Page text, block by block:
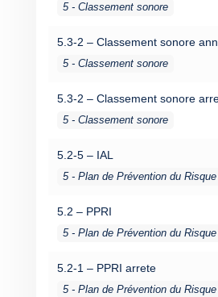
5 - Classement sonore
5.3-2 – Classement sonore
5 - Classement sonore
5.3-2 – Classement sonore
5 - Classement sonore
5.2-5 – IAL
5 - Plan de Prévention du
5.2 – PPRI
5 - Plan de Prévention du
5.2-1 – PPRI arrete
5 - Plan de Prévention du